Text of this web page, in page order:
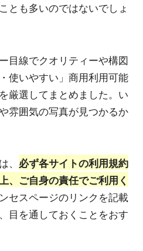
とも多いのではないでしょ
目線でクオリティーや構図
使いやすい」商用利用可能
厳選してまとめました。い
雰囲気の写真が見つかるか
、 必ず各サイトの利用規約
、ご自身の責任でご利用く
セスページのリンクを記載
目を通しておくことをおす